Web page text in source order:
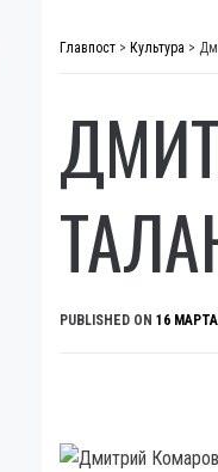
Главпост > Культура >
PUBLISHED ON 16